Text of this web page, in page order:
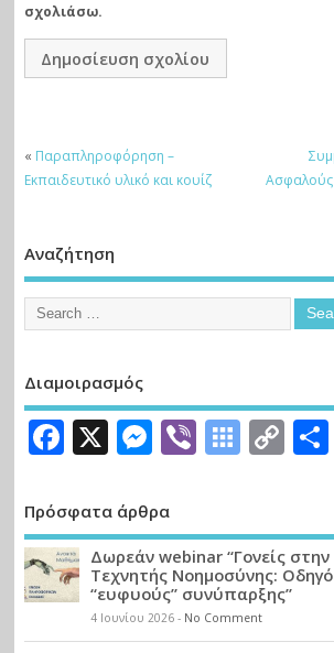
σχολιάσω.
« Παραπληροφόρηση –
Εκπαιδευτικό υλικό και κουίζ
Ασφαλούς
Αναζήτηση
Διαμοιρασμός
Facebook
X Messenger
Viber
Πρόσφατα άρθρα
Δωρεάν webinar “Γονείς
Τεχνητής Νοημοσύνης:
“ευφυούς” συνύπαρξης”
4 Ιουνίου 2026- No Comment